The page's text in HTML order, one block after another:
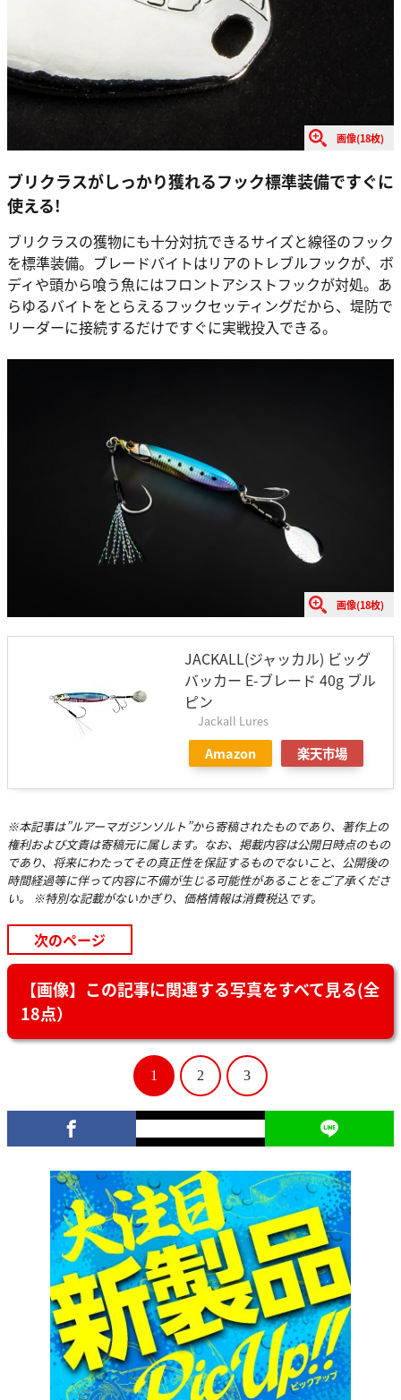
画像(18枚)
ブリクラスがしっかり獲れるフック標準装備ですぐに
使える!
ブリクラスの獲物にも十分対抗できるサイズと線径のフック
を標準装備。ブレードバイトはリアのトレブルフックが、ボ
ディや頭から喰う魚にはフロントアシストフックが対処。あ
らゆるバイトをとらえるフックセッティングだから、堤防で
リーダーに接続するだけですぐに実戦投入できる。
画像(18枚)
JACKALL(ジャッカル) ビッグ
バッカー E-ブレード 40g ブル
ピン
Jackall Lures
Amazon 楽天市場
※本記事は”ルアーマガジンソルト”から寄稿されたものであり、著作上の
権利および文責は寄稿元に属します。なお、掲載内容は公開日時点のもの
であり、将来にわたってその真正性を保証するものでないこと、公開後の
時間経過等に伴って内容に不備が生じる可能性があることをご了承くださ
い。 ※特別な記載がないかぎり、価格情報は消費税込です。
次のページ
【画像】この記事に関連する写真をすべて見る(全
18点）
1 2 3